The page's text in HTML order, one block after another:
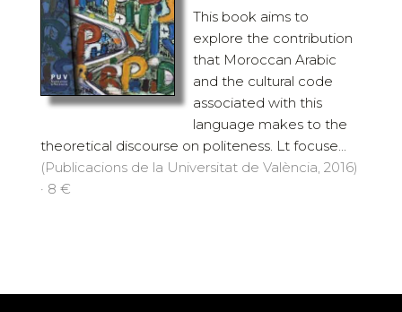
This book aims to
explore the contribution
that Moroccan Arabic
and the cultural code
associated with this
language makes to the
theoretical discourse on politeness. Lt focuse...
(Publicacions de la Universitat de València, 2016)
· 8 €